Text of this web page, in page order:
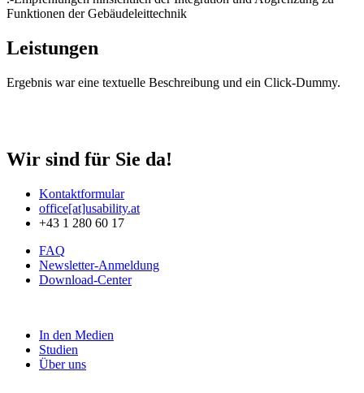
Funktionen der Gebäudeleittechnik
Leistungen
Ergebnis war eine textuelle Beschreibung und ein Click-Dummy.
Wir sind für Sie da!
Kontaktformular
office[at]usability.at
+43 1 280 60 17
FAQ
Newsletter-Anmeldung
Download-Center
In den Medien
Studien
Über uns